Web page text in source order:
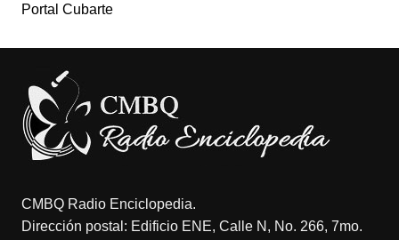
Portal Cubarte
CMBQ Radio Enciclopedia.
Dirección postal: Edificio ENE, Calle N, No. 266, 7mo.